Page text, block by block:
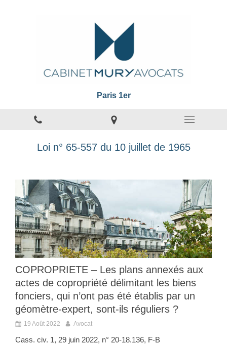
Paris 1er
Loi n° 65-557 du 10 juillet de 1965
COPROPRIETE – Les plans annexés aux
actes de copropriété délimitant les biens
fonciers, qui n’ont pas été établis par un
géomètre-expert, sont-ils réguliers ?
19 Août 2022 Avocat
Cass. civ. 1, 29 juin 2022, n° 20-18.136, F-B